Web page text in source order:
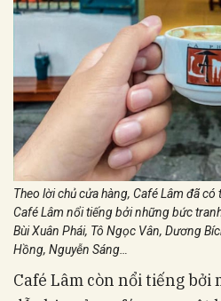
Theo lời chủ cửa hàng, Café Lâm đã
Café Lâm nổi tiếng bởi những bức
Bùi Xuân Phái, Tô Ngọc Vân, Dương
Hồng, Nguyễn Sáng…
Café Lâm còn nổi tiếng